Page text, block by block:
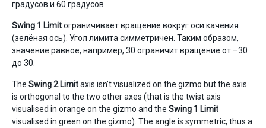
градусов и 60 градусов.
Swing 1 Limitограничивает вращение вокруг оси качения
(зелёная ось). Угол лимита симметричен. Таким образом,
значение равное, например, 30 ограничит вращение от –30
до 30.
The Swing 2 Limitaxis isn’t visualized on the gizmo but the axis
is orthogonal to the two other axes (that is the twist axis
visualised in orange on the gizmo and the Swing 1 Limit
visualised in green on the gizmo). The angle is symmetric, thus a